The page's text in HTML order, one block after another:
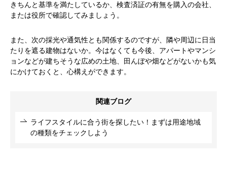
きちんと基準を満たしているか、検査済証の有無を購入の会社、
または役所で確認してみましょう。
また、次の採光や通気性とも関係するのですが、隣や周辺に日当
たりを遮る建物はないか。今はなくても今後、アパートやマンシ
ョンなどが建ちそうな広めの土地、田んぼや畑などがないかも気
にかけておくと、心構えができます。
関連ブログ
ライフスタイルに合う街を探したい！まずは用途地域
の種類をチェックしよう